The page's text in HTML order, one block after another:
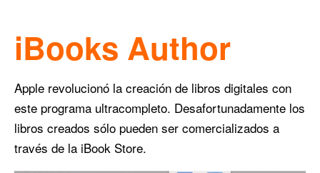
iBooks Author
Apple revolucionó la creación de libros digitales con
este programa ultracompleto. Desafortunadamente los
libros creados sólo pueden ser comercializados a
través de la iBook Store.